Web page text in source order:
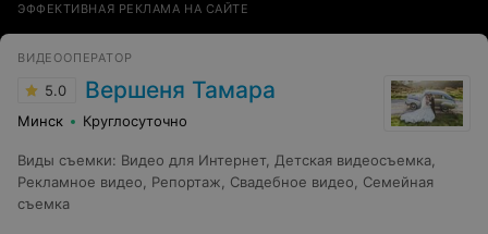
ЭФФЕКТИВНАЯ РЕКЛАМА НА САЙТЕ
ВИДЕООПЕРАТОР
5.0 Вершеня Тамара
Минск Круглосуточно
Виды съемки: Видео для Интернет, Детская видеосъемка,
Рекламное видео, Репортаж, Свадебное видео, Семейная
съемка